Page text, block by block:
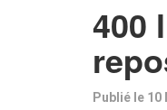
400
Publié le 10